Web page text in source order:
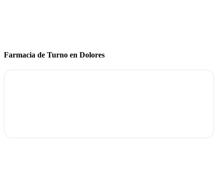
Farmacia de Turno en Dolores